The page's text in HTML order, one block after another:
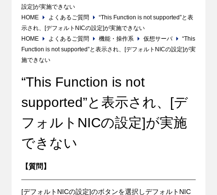
設定]が実施できない
HOME
よくあるご質問
“This Function is not supported”と表
示され、[デフォルトNICの設定]が実施できない
HOME
よくあるご質問 機能・操作系 仮想サーバ
“This
Function is not supported”と表示され、[デフォルトNICの設定]が実
施できない
“This Function is not
supported”と表示され、[デ
フォルトNICの設定]が実施
できない
【質問】
[デフォルトNICの設定]のボタンを選択しデフォルトNIC